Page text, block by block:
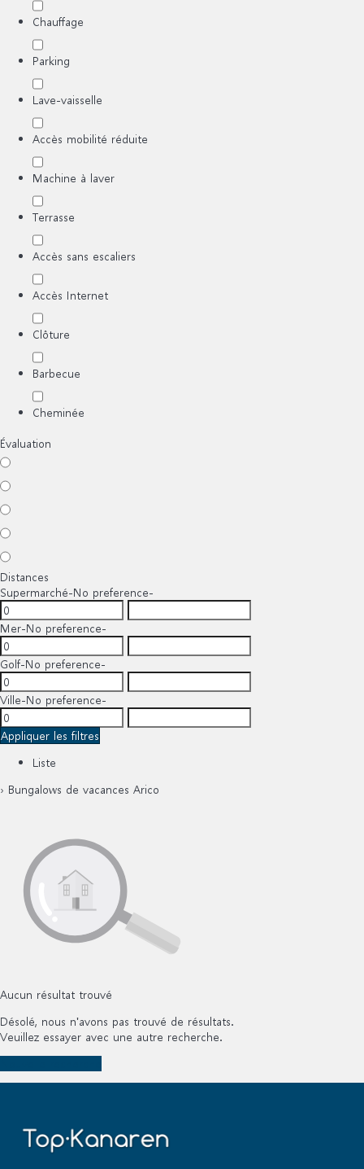
Chauffage
Parking
Lave-vaisselle
Accès mobilité réduite
Machine à laver
Terrasse
Accès sans escaliers
Accès Internet
Clôture
Barbecue
Cheminée
Évaluation
Distances
Supermarché-No preference-
Mer-No preference-
Golf-No preference-
Ville-No preference-
Appliquer les filtres
Liste
› Bungalows de vacances Arico
Aucun résultat trouvé
Désolé, nous n'avons pas trouvé de résultats.
Veuillez essayer avec une autre recherche.